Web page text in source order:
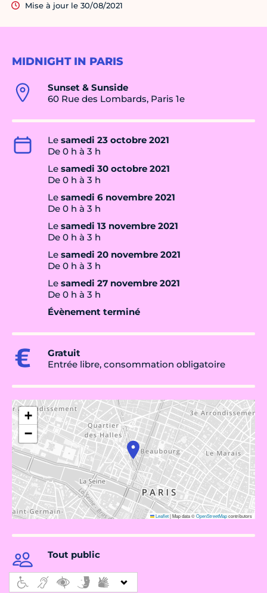
MIDNIGHT IN PARIS
Sunset & Sunside
60 Rue des Lombards, Paris 1e
Le samedi 23 octobre 2021
De 0 h à 3 h
Le samedi 30 octobre 2021
De 0 h à 3 h
Le samedi 6 novembre 2021
De 0 h à 3 h
Le samedi 13 novembre 2021
De 0 h à 3 h
Le samedi 20 novembre 2021
De 0 h à 3 h
Le samedi 27 novembre 2021
De 0 h à 3 h
Évènement terminé
Gratuit
Entrée libre, consommation obligatoire
+
−
Leaflet|Map data ©OpenStreetMapcontributors
Tout public
Mise à jour le 30/08/2021